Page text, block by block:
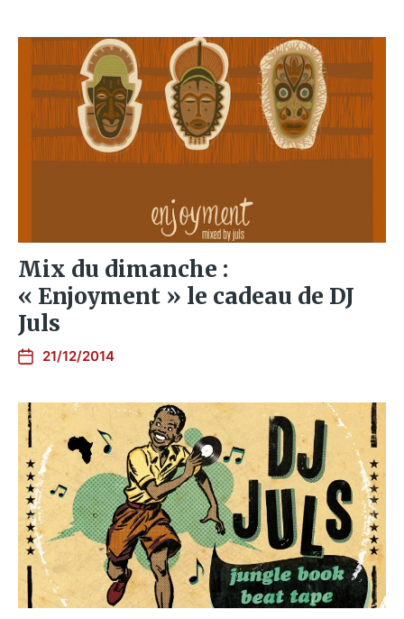
Mix du dimanche :
« Enjoyment » le cadeau de DJ
Juls
21/12/2014